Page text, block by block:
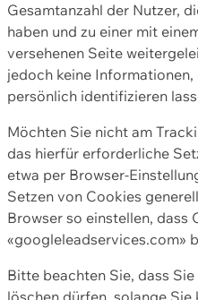
Gesamtanzahl der Nutzer,
haben und zu einer mit
versehenen Seite
jedoch keine
persönlich identifizieren
Möchten Sie nicht am
das hierfür erforderliche
etwa per Browser-
Setzen von Cookies
Browser so einstellen, dass
«googleleadservices.com»
Bitte beachten Sie, dass